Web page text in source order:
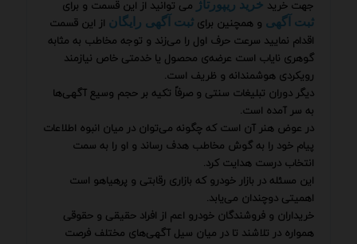
جهت خرید خرید ریپورتاژ می توانید از این قسمت و برای
ثبت آگهی و همچنین برای ثبت آگهی رایگان از این قسمت
اقدام نمایید سرعت حرف اول را می‌زند و توجه مخاطب به مثابه
گوهری نایاب است عرضه‌ی محصول یا خدمتی خاص نیازمند
رویکردی هوشمندانه و ظریف است.
دیگر دوران تبلیغات سنتی و صرفاً تکیه بر حجم وسیع آگهی‌ها
به سر آمده است.
در عوض هنر آن است که چگونه می‌توان در میان انبوه اطلاعات
پیام خود را به گوش مخاطب هدف رساند و او را به سمت
انتخاب درست هدایت کرد.
این مسئله در بازار خودرو که بازاری رقابتی و پرهیاهو است
اهمیتی دوچندان می‌یابد.
خریداران و فروشندگان خودرو اعم از افراد حقیقی و حقوقی
همواره در تلاشند تا در میان سیل آگهی‌های مختلف فرصت